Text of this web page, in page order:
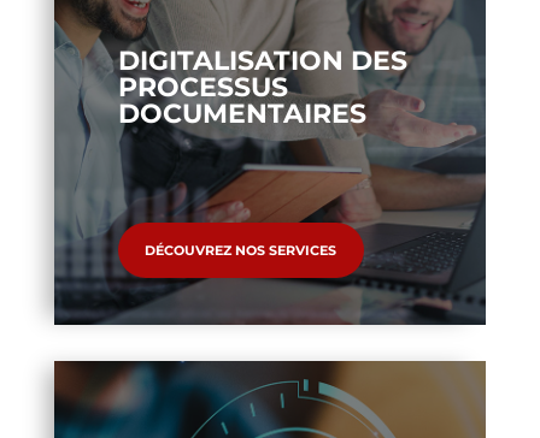
DIGITALISATION DES
PROCESSUS
DOCUMENTAIRES
DÉCOUVREZ NOS SERVICES